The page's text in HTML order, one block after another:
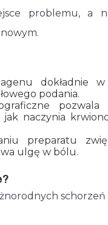
problemu, a
dokładnie w
podania.
pozwala
naczynia
preparatu
ulgę w bólu.
schorzeń